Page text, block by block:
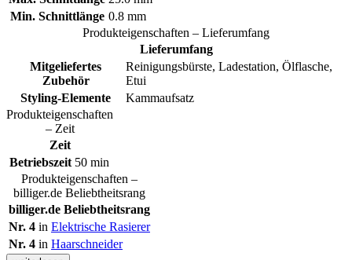
Min. Schnittlänge 0.8 mm
Produkteigenschaften – Lieferumfang
Lieferumfang
Mitgeliefertes
Zubehör
Reinigungsbürste, Ladestation, Ölflasche,
Etui
Styling-Elemente
Kammaufsatz
Produkteigenschaften
– Zeit
Zeit
Betriebszeit 50 min
Produkteigenschaften –
billiger.de Beliebtheitsrang
billiger.de Beliebtheitsrang
Nr. 4 in Elektrische Rasierer
Nr. 4 in Haarschneider